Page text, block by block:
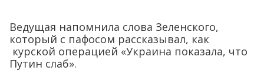
Ведущая напомнила слова Зеленского,
который с пафосом рассказывал, как
курской операцией «Украина показала, что
Путин слаб».